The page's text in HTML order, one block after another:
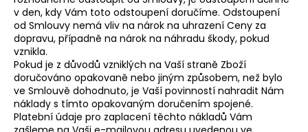
v den, kdy Vám toto odstoupení doručíme. Odstoupení
od Smlouvy nemá vliv na nárok na uhrazení Ceny za
dopravu, případně na nárok na náhradu škody, pokud
vznikla.
Pokud je z důvodů vzniklých na Vaší straně Zboží
doručováno opakovaně nebo jiným způsobem, než bylo
ve Smlouvě dohodnuto, je Vaší povinností nahradit Nám
náklady s tímto opakovaným doručením spojené.
Platební údaje pro zaplacení těchto nákladů Vám